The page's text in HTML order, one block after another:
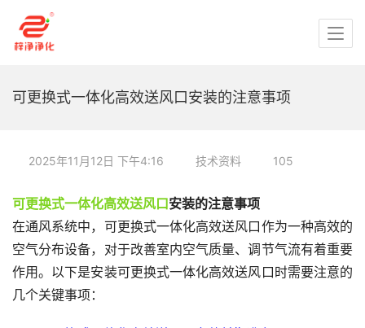
可更换式一体化高效送风口安装的注意事项
2025年11月12日 下午4:16 技术资料 105
可更换式一体化高效送风口安装的注意事项
在通风系统中，可更换式一体化高效送风口作为一种高效的
空气分布设备，对于改善室内空气质量、调节气流有着重要
作用。以下是安装可更换式一体化高效送风口时需要注意的
几个关键事项：